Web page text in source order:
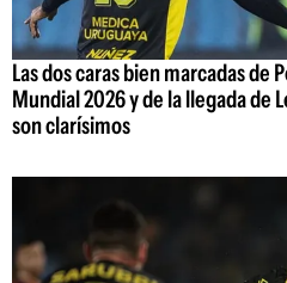
Las dos caras bien marcadas de
Mundial 2026 y de la llegada de
son clarísimos